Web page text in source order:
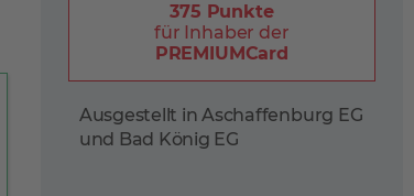
375 Punkte
für Inhaber der
PREMIUMCard
Ausgestellt in Aschaffenburg EG
und Bad König EG